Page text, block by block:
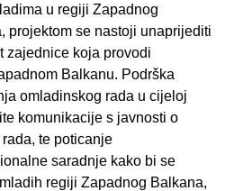
u regiji Zapadnog
projektom se nastoji unaprijediti
zajednice koja provodi
Balkanu. Podrška
omladinskog rada u cijeloj
komunikacije s javnosti o
te poticanje
saradnje kako bi se
regiji Zapadnog Balkana,